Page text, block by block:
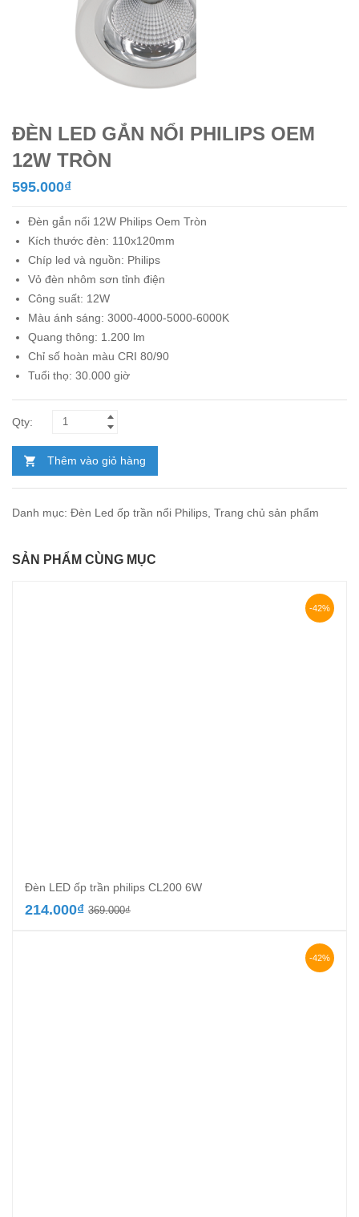
ĐÈN LED GẮN NỔI PHILIPS OEM
12W TRÒN
595.000₫
Đèn gắn nổi 12W Philips Oem Tròn
Kích thước đèn: 110x120mm
Chíp led và nguồn: Philips
Vỏ đèn nhôm sơn tỉnh điện
Công suất: 12W
Màu ánh sáng: 3000-4000-5000-6000K
Quang thông: 1.200 lm
Chỉ số hoàn màu CRI 80/90
Tuổi thọ: 30.000 giờ
Thêm vào giỏ hàng
Danh mục: Đèn Led ốp trần nổi Philips Trang chủ sản phẩm
SẢN PHẨM CÙNG MỤC
-42%
Đèn LED ốp trần philips CL200 6W
369.000₫Giá
214.000₫
Giá
-42%